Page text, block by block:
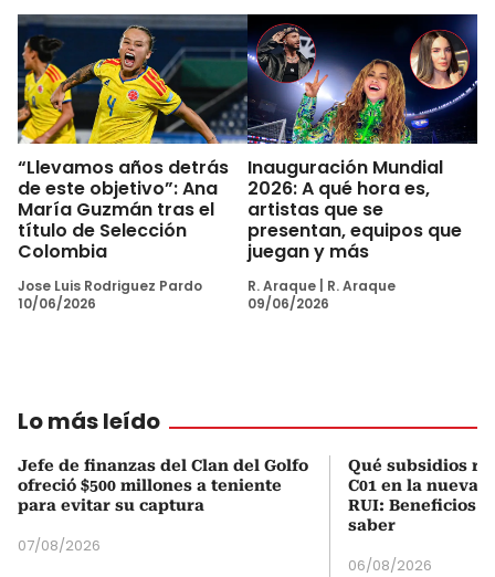
“Llevamos años detrás
de este objetivo”: Ana
María Guzmán tras el
título de Selección
Colombia
Jose Luis Rodriguez Pardo
10/06/2026
Inauguración Mundial
2026: A qué hora es,
artistas que se
presentan, equipos que
juegan y más
R. Araque
R. Araque
09/06/2026
Lo más leído
Jefe de finanzas del Clan del Golfo
ofreció $500 millones a teniente
para evitar su captura
07/08/2026
Qué subsidios
C01 en la nueva
RUI: Beneficios
saber
06/08/2026